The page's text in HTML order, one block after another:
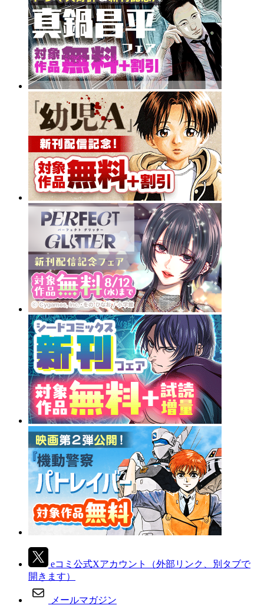
eコミ公式Xアカウント
（外部リンク、別タブで
開きます）
メールマガジン